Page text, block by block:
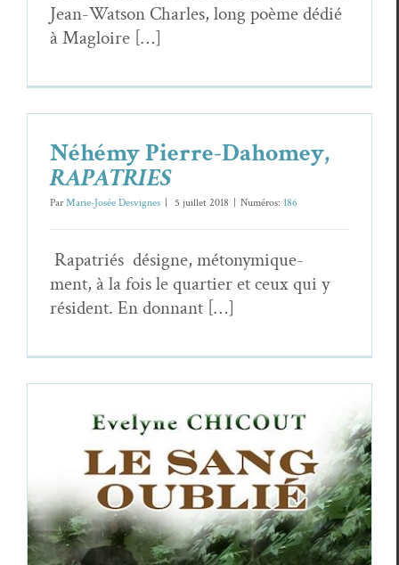
Jean-Wat­son Charles, long poème dédié
à Magloire […]
Néhémy Pierre-Dahomey,
RAPATRIES
ParMarie-Josée Desvignes | 5 juil­let 2018 | Numéros: 186
Rap­a­triés désigne, métonymique­
ment, à la fois le quarti­er et ceux qui y
rési­dent. En donnant […]